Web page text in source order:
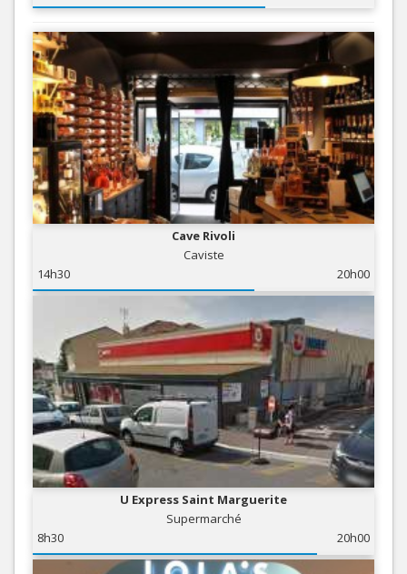
Cave Rivoli
Caviste
14h30
20h00
U Express Saint Marguerite
Supermarché
8h30
20h00